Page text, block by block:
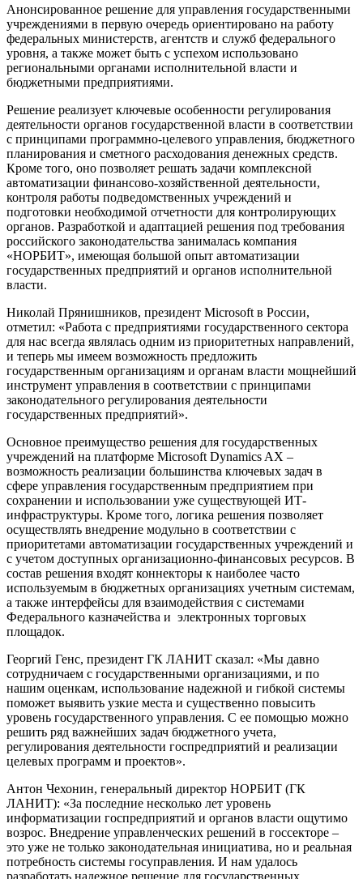
Анонсированное решение для управления государственными
учреждениями в первую очередь ориентировано на работу
федеральных министерств, агентств и служб федерального
уровня, а также может быть с успехом использовано
региональными органами исполнительной власти и
бюджетными предприятиями.
Решение реализует ключевые особенности регулирования
деятельности органов государственной власти в соответствии
с принципами программно-целевого управления, бюджетного
планирования и сметного расходования денежных средств.
Кроме того, оно позволяет решать задачи комплексной
автоматизации финансово-хозяйственной деятельности,
контроля работы подведомственных учреждений и
подготовки необходимой отчетности для контролирующих
органов. Разработкой и адаптацией решения под требования
российского законодательства занималась компания
«НОРБИТ», имеющая большой опыт автоматизации
государственных предприятий и органов исполнительной
власти.
Николай Прянишников, президент Microsoft в России,
отметил: «Работа с предприятиями государственного сектора
для нас всегда являлась одним из приоритетных направлений,
и теперь мы имеем возможность предложить
государственным организациям и органам власти мощнейший
инструмент управления в соответствии с принципами
законодательного регулирования деятельности
государственных предприятий».
Основное преимущество решения для государственных
учреждений на платформе Microsoft Dynamics AX –
возможность реализации большинства ключевых задач в
сфере управления государственным предприятием при
сохранении и использовании уже существующей ИТ-
инфраструктуры. Кроме того, логика решения позволяет
осуществлять внедрение модульно в соответствии с
приоритетами автоматизации государственных учреждений и
с учетом доступных организационно-финансовых ресурсов. В
состав решения входят коннекторы к наиболее часто
используемым в бюджетных организациях учетным системам,
а также интерфейсы для взаимодействия с системами
Федерального казначейства и электронных торговых
площадок.
Георгий Генс, президент ГК ЛАНИТ сказал: «Мы давно
сотрудничаем с государственными организациями, и по
нашим оценкам, использование надежной и гибкой системы
поможет выявить узкие места и существенно повысить
уровень государственного управления. C ее помощью можно
решить ряд важнейших задач бюджетного учета,
регулирования деятельности госпредприятий и реализации
целевых программ и проектов».
Антон Чехонин, генеральный директор НОРБИТ (ГК
ЛАНИТ): «За последние несколько лет уровень
информатизации госпредприятий и органов власти ощутимо
возрос. Внедрение управленческих решений в госсекторе –
это уже не только законодательная инициатива, но и реальная
потребность системы госуправления. И нам удалось